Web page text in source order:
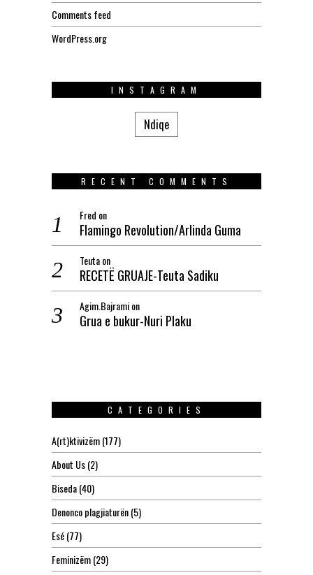
Comments feed
WordPress.org
INSTAGRAM
Ndiqe
RECENT COMMENTS
Fred on
Flamingo Revolution/Arlinda Guma
Teutaon
RECETË GRUAJE-Teuta Sadiku
Agim.Bajramion
Grua e bukur-Nuri Plaku
CATEGORIES
A(rt)ktivizëm(177)
About Us(2)
Biseda(40)
Denonco plagjiaturën(5)
Esé(77)
Feminizëm(29)